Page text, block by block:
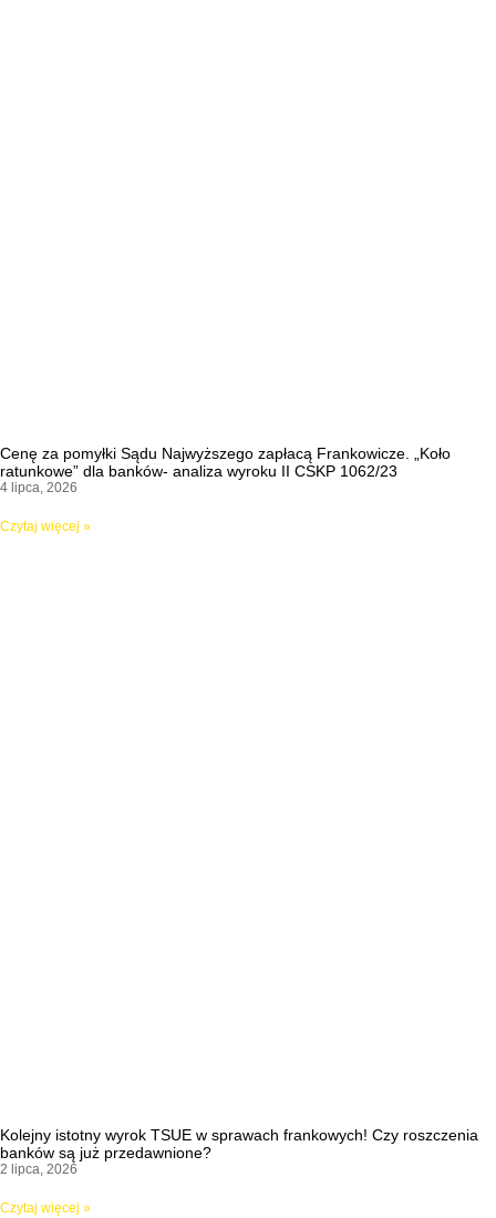
Cenę za pomyłki Sądu Najwyższego zapłacą Frankowicze. „Koło
ratunkowe” dla banków- analiza wyroku II CSKP 1062/23
4 lipca, 2026
Czytaj więcej »
Kolejny istotny wyrok TSUE w sprawach frankowych! Czy roszczenia
banków są już przedawnione?
2 lipca, 2026
Czytaj więcej »